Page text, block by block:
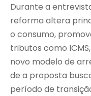
Durante a
reforma altera
o consumo,
tributos como ICMS,
novo modelo de
de a proposta
período de